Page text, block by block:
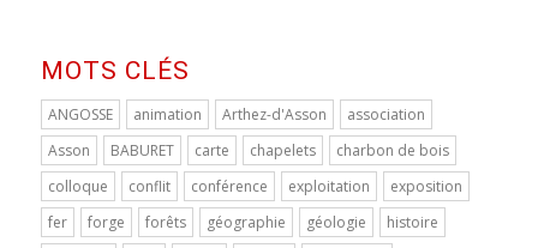
MOTS CLÉS
ANGOSSE animation Arthez-d'Asson
association
Asson
BABURET carte chapelets
charbon de bois
colloque
conflit conférence exploitation
exposition
fer
forge forêts géographie géologie
histoire